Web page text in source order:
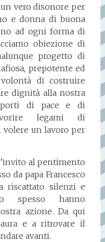
vero disonore per
e donna di buona
ad ogni forma di
obiezione di
progetto di
prepotente ed
di costruire
dignità alla nostra
di pace e di
legami di
volere un lavoro per
al pentimento
da papa Francesco
riscattato silenzi e
spesso hanno
azione. Da qui
e a ritrovare il
avanti.